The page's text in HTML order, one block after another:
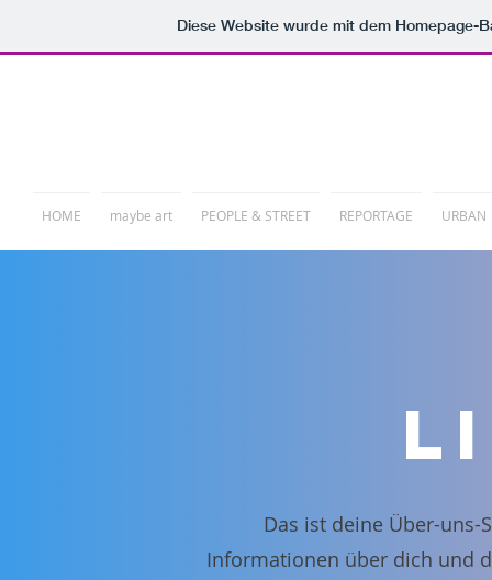
Diese Website wurde mit dem Homepage-
Das ist deine Über-uns-
Informationen über dich und
HOME maybe art PEOPLE & STREET REPORTAGE URBAN